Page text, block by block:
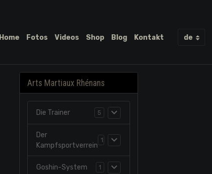
Home Fotos Videos Shop Blog Kontakt
Arts Martiaux Rhénans
Die Trainer 5
Der
Kampfsportverrein
Goshin-System 1